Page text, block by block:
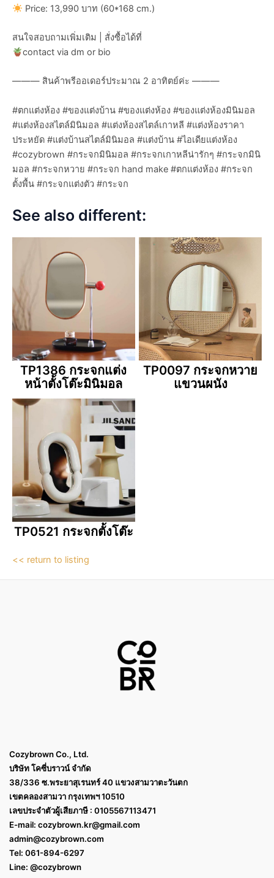
Price: 13,990 บาท (60*168 cm.)
สนใจสอบถามเพิ่มเติม | สั่งซื้อได้ที่
contact via dm or bio
——— สินค้าพรีออเดอร์ประมาณ 2 อาทิตย์ค่ะ ———
#ตกแต่งห้อง #ของแต่งบ้าน #ของแต่งห้อง #ของแต่งห้องมินิมอล
#แต่งห้องสไตล์มินิมอล #แต่งห้องสไตล์เกาหลี #แต่งห้องราคา
ประหยัด #แต่งบ้านสไตล์มินิมอล #แต่งบ้าน #ไอเดียแต่งห้อง
#cozybrown #กระจกมินิมอล #กระจกเกาหลีน่ารักๆ #กระจกมินิ
มอล #กระจกหวาย #กระจก hand make #ตกแต่งห้อง #กระจก
ตั้งพื้น #กระจกแต่งตัว #กระจก
See also different:
TP1386 กระจกแต่ง
หน้าตั้งโต๊ะมินิมอล
TP0097 กระจกหวาย
แขวนผนัง
TP0521 กระจกตั้งโต๊ะ
<< return to listing
Cozybrown Co., Ltd.
บริษัท โคซี่บราวน์ จำกัด
38/336 ซ.พระยาสุเรนทร์ 40 แขวงสามวาตะวันตก
เขตคลองสามวา กรุงเทพฯ 10510
เลขประจำตัวผู้เสียภาษี : 0105567113471
E-mail: cozybrown.kr@gmail.com
admin@cozybrown.com
Tel: 061-894-6297
Line: @cozybrown